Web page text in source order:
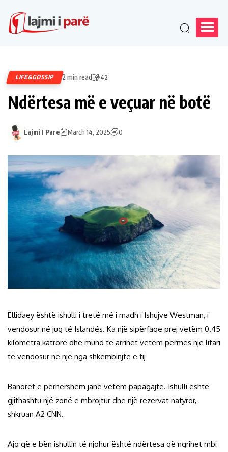
LIFE&GOSSIP 2 min read 42
Ndërtesa më e veçuar në botë
Lajmi I Pare March 14, 2025 0
Ellidaey është ishulli i tretë më i madh i Ishujve Westman, i
vendosur në jug të Islandës. Ka një sipërfaqe prej vetëm 0.45
kilometra katrorë dhe mund të arrihet vetëm përmes një litari
të vendosur në një nga shkëmbinjtë e tij
Banorët e përhershëm janë vetëm papagajtë. Ishulli është
gjithashtu një zonë e mbrojtur dhe një rezervat natyror,
shkruan A2 CNN.
Ajo që e bën ishullin të njohur është ndërtesa që ngrihet mbi